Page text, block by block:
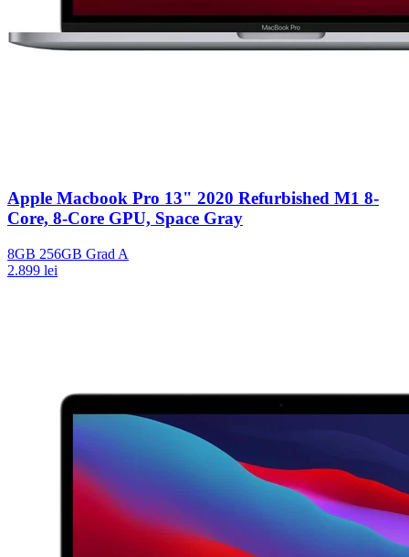
Apple Macbook Pro 13" 2020 Refurbished M1 8-
Core, 8-Core GPU, Space Gray
8GB 256GB Grad A
2.899 lei